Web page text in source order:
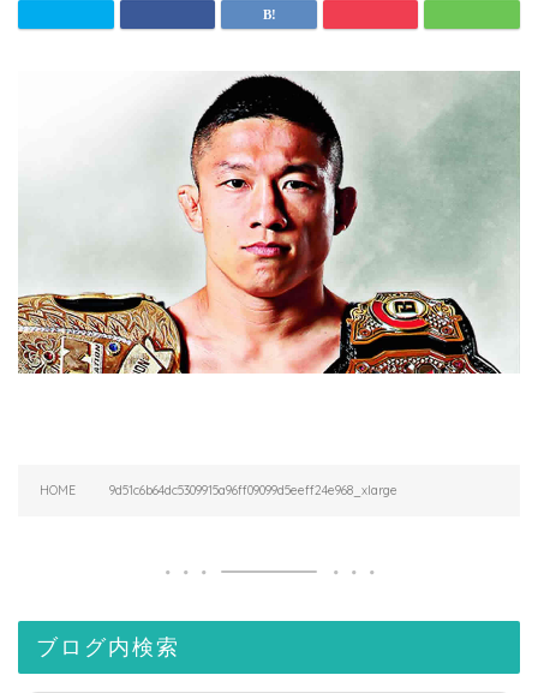
HOME 9d51c6b64dc5309915a96ff09099d5eeff24e968_xlarge
ブログ内検索